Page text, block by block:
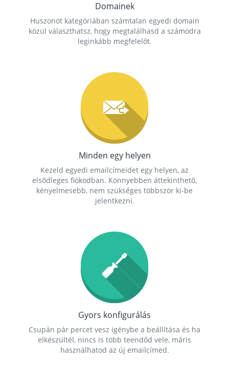
Domainek
Huszonöt kategóriában számtalan egyedi domain
közül választhatsz, hogy megtalálhasd a számodra
leginkább megfelelőt.
Minden egy helyen
Kezeld egyedi emailcímeidet egy helyen, az
elsődleges fiókodban. Könnyebben áttekinthető,
kényelmesebb, nem szükséges többször ki-be
jelentkezni.
Gyors konfigurálás
Csupán pár percet vesz igénybe a beállítása és ha
elkészültél, nincs is több teendőd vele, máris
használhatod az új emailcímed.